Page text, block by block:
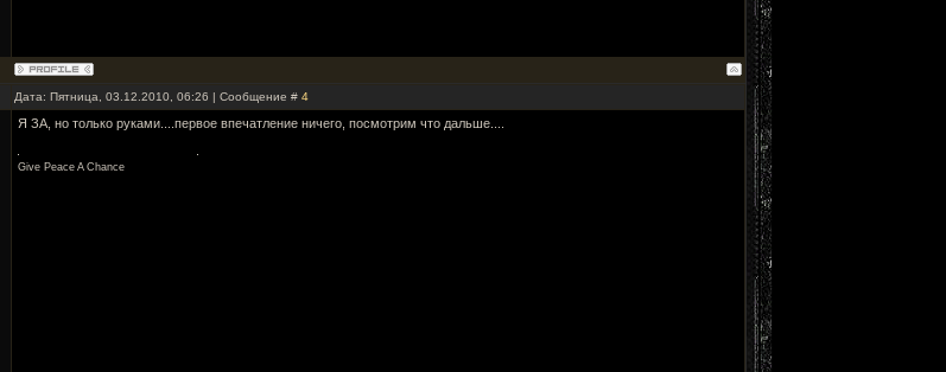
Дата: Пятница, 03.12.2010, 06:26 | Сообщение # 4
Я ЗА, но только руками....первое впечатление ничего, посмотрим что дальше....
Give Peace A Chance